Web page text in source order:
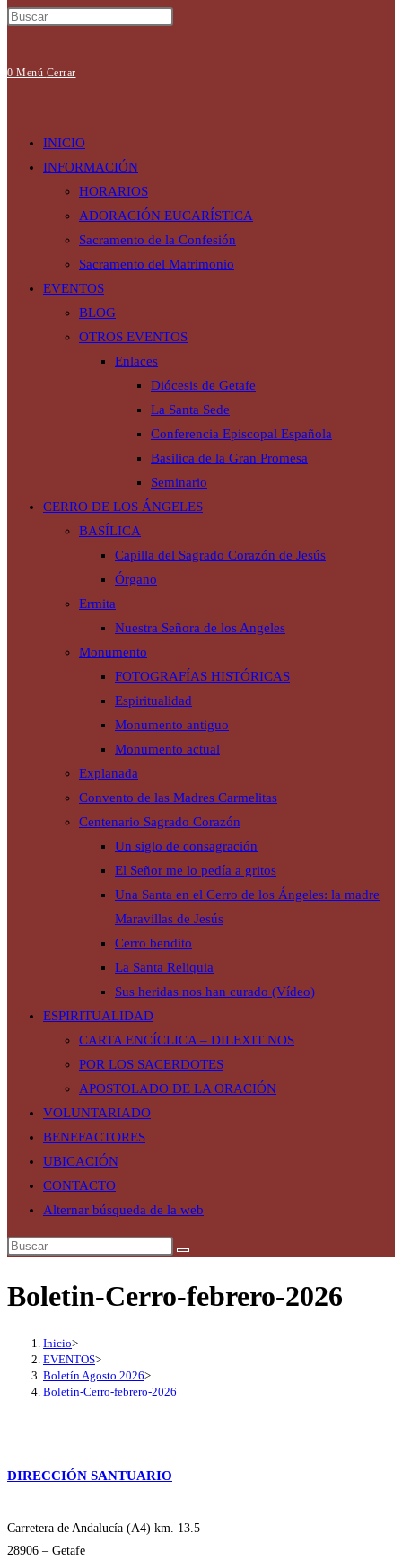
0 Menú Cerrar
INICIO
INFORMACIÓN
HORARIOS
ADORACIÓN EUCARÍSTICA
Sacramento de la Confesión
Sacramento del Matrimonio
EVENTOS
BLOG
OTROS EVENTOS
Enlaces
Diócesis de Getafe
La Santa Sede
Conferencia Episcopal Española
Basilica de la Gran Promesa
Seminario
CERRO DE LOS ÁNGELES
BASÍLICA
Capilla del Sagrado Corazón de Jesús
Órgano
Ermita
Nuestra Señora de los Angeles
Monumento
FOTOGRAFÍAS HISTÓRICAS
Espiritualidad
Monumento antiguo
Monumento actual
Explanada
Convento de las Madres Carmelitas
Centenario Sagrado Corazón
Un siglo de consagración
El Señor me lo pedía a gritos
Una Santa en el Cerro de los Ángeles: la madre
Maravillas de Jesús
Cerro bendito
La Santa Reliquia
Sus heridas nos han curado (Vídeo)
ESPIRITUALIDAD
CARTA ENCÍCLICA – DILEXIT NOS
POR LOS SACERDOTES
APOSTOLADO DE LA ORACIÓN
VOLUNTARIADO
BENEFACTORES
UBICACIÓN
CONTACTO
Alternar búsqueda de la web
Boletin-Cerro-febrero-2026
Inicio>
EVENTOS>
Boletín Agosto 2026>
Boletin-Cerro-febrero-2026
DIRECCIÓN SANTUARIO
Carretera de Andalucía (A4) km. 13.5
28906 – Getafe